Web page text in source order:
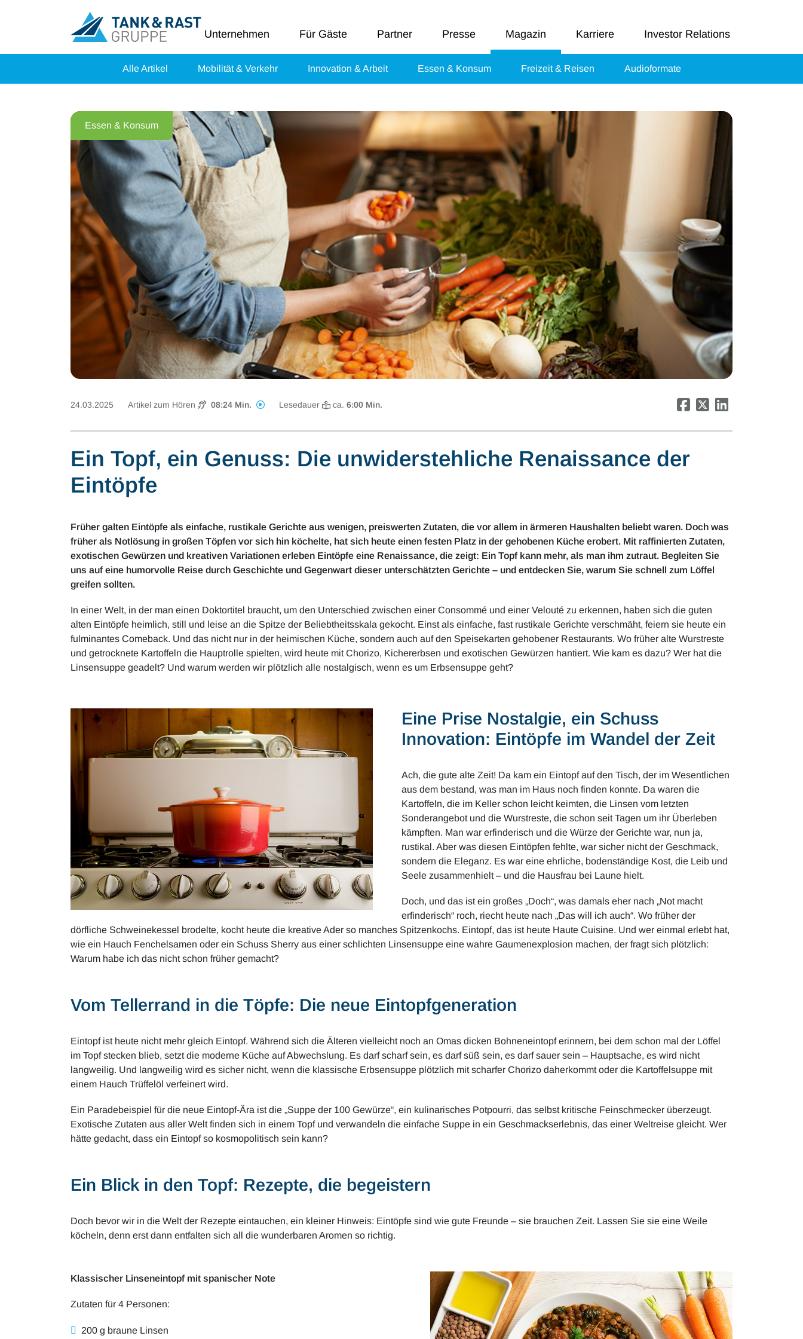
Unternehmen Für Gäste Partner Presse Magazin Karriere Investor Relations
Alle Artikel Mobilität & Verkehr Innovation & Arbeit Essen & Konsum Freizeit & Reisen Audioformate
Essen & Konsum
24.03.2025 Artikel zum Hören 08:24 Min. Lesedauer ca. 6:00 Min.
Ein Topf, ein Genuss: Die unwiderstehliche Renaissance der
Eintöpfe
Früher galten Eintöpfe als einfache, rustikale Gerichte aus wenigen, preiswerten Zutaten, die vor allem in ärmeren Haushalten beliebt waren. Doch was
früher als Notlösung in großen Töpfen vor sich hin köchelte, hat sich heute einen festen Platz in der gehobenen Küche erobert. Mit raffinierten Zutaten,
exotischen Gewürzen und kreativen Variationen erleben Eintöpfe eine Renaissance, die zeigt: Ein Topf kann mehr, als man ihm zutraut. Begleiten Sie
uns auf eine humorvolle Reise durch Geschichte und Gegenwart dieser unterschätzten Gerichte – und entdecken Sie, warum Sie schnell zum Löffel
greifen sollten.
In einer Welt, in der man einen Doktortitel braucht, um den Unterschied zwischen einer Consommé und einer Velouté zu erkennen, haben sich die guten
alten Eintöpfe heimlich, still und leise an die Spitze der Beliebtheitsskala gekocht. Einst als einfache, fast rustikale Gerichte verschmäht, feiern sie heute ein
fulminantes Comeback. Und das nicht nur in der heimischen Küche, sondern auch auf den Speisekarten gehobener Restaurants. Wo früher alte Wurstreste
und getrocknete Kartoffeln die Hauptrolle spielten, wird heute mit Chorizo, Kichererbsen und exotischen Gewürzen hantiert. Wie kam es dazu? Wer hat die
Linsensuppe geadelt? Und warum werden wir plötzlich alle nostalgisch, wenn es um Erbsensuppe geht?
Eine Prise Nostalgie, ein Schuss
Innovation: Eintöpfe im Wandel der Zeit
Ach, die gute alte Zeit! Da kam ein Eintopf auf den Tisch, der im Wesentlichen
aus dem bestand, was man im Haus noch finden konnte. Da waren die
Kartoffeln, die im Keller schon leicht keimten, die Linsen vom letzten
Sonderangebot und die Wurstreste, die schon seit Tagen um ihr Überleben
kämpften. Man war erfinderisch und die Würze der Gerichte war, nun ja,
rustikal. Aber was diesen Eintöpfen fehlte, war sicher nicht der Geschmack,
sondern die Eleganz. Es war eine ehrliche, bodenständige Kost, die Leib und
Seele zusammenhielt – und die Hausfrau bei Laune hielt.
Doch, und das ist ein großes „Doch“, was damals eher nach „Not macht
erfinderisch“ roch, riecht heute nach „Das will ich auch“. Wo früher der
dörfliche Schweinekessel brodelte, kocht heute die kreative Ader so manches Spitzenkochs. Eintopf, das ist heute Haute Cuisine. Und wer einmal erlebt hat,
wie ein Hauch Fenchelsamen oder ein Schuss Sherry aus einer schlichten Linsensuppe eine wahre Gaumenexplosion machen, der fragt sich plötzlich:
Warum habe ich das nicht schon früher gemacht?
Vom Tellerrand in die Töpfe: Die neue Eintopfgeneration
Eintopf ist heute nicht mehr gleich Eintopf. Während sich die Älteren vielleicht noch an Omas dicken Bohneneintopf erinnern, bei dem schon mal der Löffel
im Topf stecken blieb, setzt die moderne Küche auf Abwechslung. Es darf scharf sein, es darf süß sein, es darf sauer sein – Hauptsache, es wird nicht
langweilig. Und langweilig wird es sicher nicht, wenn die klassische Erbsensuppe plötzlich mit scharfer Chorizo daherkommt oder die Kartoffelsuppe mit
einem Hauch Trüffelöl verfeinert wird.
Ein Paradebeispiel für die neue Eintopf-Ära ist die „Suppe der 100 Gewürze“, ein kulinarisches Potpourri, das selbst kritische Feinschmecker überzeugt.
Exotische Zutaten aus aller Welt finden sich in einem Topf und verwandeln die einfache Suppe in ein Geschmackserlebnis, das einer Weltreise gleicht. Wer
hätte gedacht, dass ein Eintopf so kosmopolitisch sein kann?
Ein Blick in den Topf: Rezepte, die begeistern
Doch bevor wir in die Welt der Rezepte eintauchen, ein kleiner Hinweis: Eintöpfe sind wie gute Freunde – sie brauchen Zeit. Lassen Sie sie eine Weile
köcheln, denn erst dann entfalten sich all die wunderbaren Aromen so richtig.
Klassischer Linseneintopf mit spanischer Note
Zutaten für 4 Personen:
200 g braune Linsen